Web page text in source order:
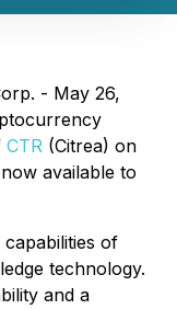
- May 26,
CTR (Citrea) on
available to
of
technology.
and a